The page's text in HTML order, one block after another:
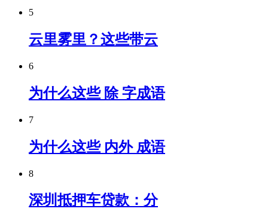
5
云里雾里？这些带云
6
为什么这些 除 字成语
7
为什么这些 内外 成语
8
深圳抵押车贷款：分